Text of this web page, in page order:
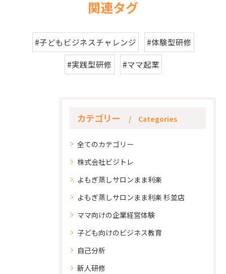
関連タグ
#子どもビジネスチャレンジ
#体験型研修
#実践型研修
#ママ起業
カテゴリー Categories
全てのカテゴリー
株式会社ビジトレ
よもぎ蒸しサロンまま利楽
よもぎ蒸しサロンまま利楽 杉並店
ママ向けの企業経営体験
子ども向けのビジネス教育
自己分析
新人研修